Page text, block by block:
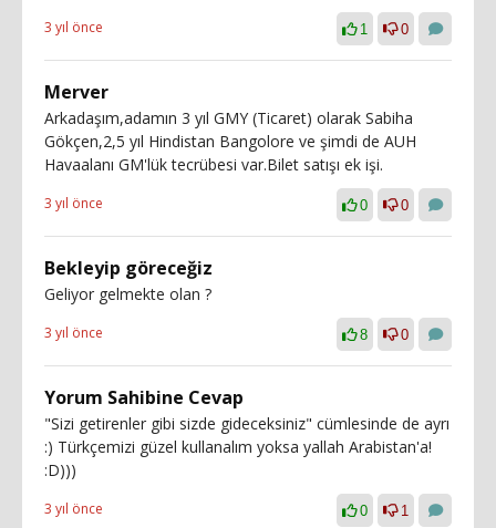
3 yıl önce 1 0
Merver
Arkadaşım,adamın 3 yıl GMY (Ticaret) olarak Sabiha
Gökçen,2,5 yıl Hindistan Bangolore ve şimdi de AUH
Havaalanı GM'lük tecrübesi var.Bilet satışı ek işi.
3 yıl önce 0 0
Bekleyip göreceğiz
Geliyor gelmekte olan ?
3 yıl önce 8 0
Yorum Sahibine Cevap
"Sizi getirenler gibi sizde gideceksiniz" cümlesinde de ayrı
:) Türkçemizi güzel kullanalım yoksa yallah Arabistan'a!
:D)))
3 yıl önce 0 1